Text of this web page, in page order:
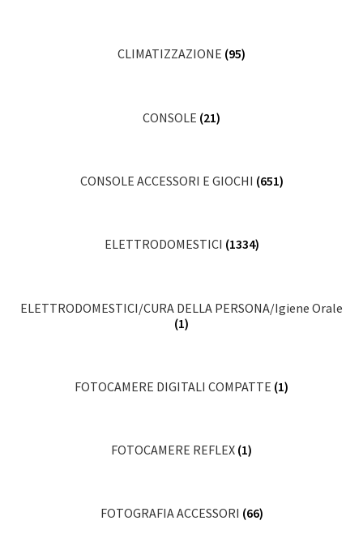
CLIMATIZZAZIONE (95)
CONSOLE (21)
CONSOLE ACCESSORI E GIOCHI (651)
ELETTRODOMESTICI (1334)
ELETTRODOMESTICI/CURA DELLA PERSONA/Igiene Orale
(1)
FOTOCAMERE DIGITALI COMPATTE (1)
FOTOCAMERE REFLEX (1)
FOTOGRAFIA ACCESSORI (66)